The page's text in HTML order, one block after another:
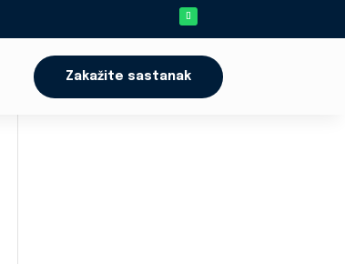
Zakažite sastanak